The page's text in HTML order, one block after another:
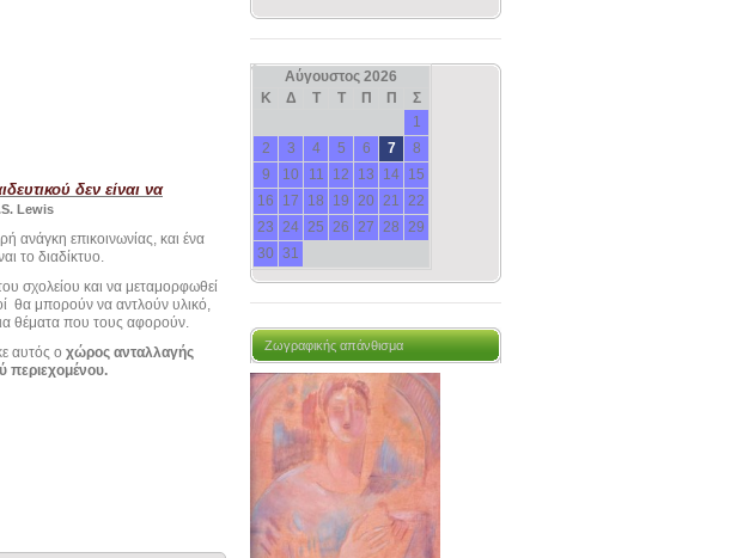
δεν είναι να
Lewis
ανάγκη επικοινωνίας, και ένα
το διαδίκτυο.
σχολείου και να μεταμορφωθεί
θα μπορούν να αντλούν υλικό,
θέματα που τους αφορούν.
αυτός ο χώρος ανταλλαγής
περιεχομένου.
Αύγουστος 2026
Κ
Δ Τ Τ Π Π
Σ
1
2
3 4 5 6 7
8
9
10 11 12 13 14 15
16
17 18 19 20 21 22
23 24 25 26 27 28 29
30 31
Ζωγραφικής απάνθισμα